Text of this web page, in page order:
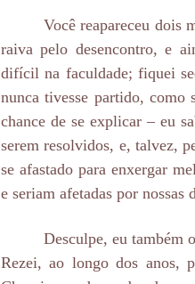
Você reapareceu dois
raiva pelo desencontro, e
difícil na faculdade; fiquei
nunca tivesse partido, como
chance de se explicar – eu
serem resolvidos, e, talvez,
se afastado para enxergar
e seriam afetadas por nossas
Desculpe, eu também
Rezei, ao longo dos anos,